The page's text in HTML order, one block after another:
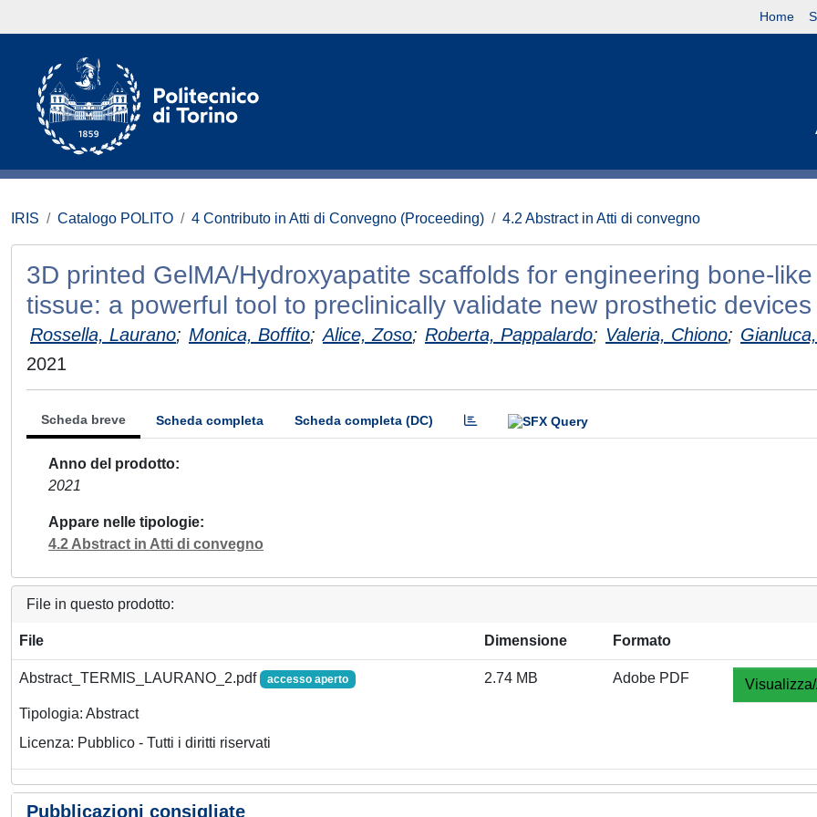
Home
IRIS Catalogo POLITO 4 Contributo in Atti di Convegno (Proceeding) 4.2 Abstract in Atti di convegno
3D printed GelMA/Hydroxyapatite scaffolds for engineering bone-like
tissue: a powerful tool to preclinically validate new prosthetic devices
Rossella, Laurano; Monica, Boffito; Alice, Zoso; Roberta, Pappalardo; Valeria, Chiono;
2021
Scheda breve Scheda completa Scheda completa (DC)
Anno del prodotto
2021
Appare nelle tipologie
4.2 Abstract in Atti di convegno
File in questo prodotto:
File Dimensione Formato
Abstract_TERMIS_LAURANO_2.pdf accesso aperto
Tipologia: Abstract
Licenza: Pubblico - Tutti i diritti riservati
2.74 MB Adobe PDF
Pubblicazioni consigliate